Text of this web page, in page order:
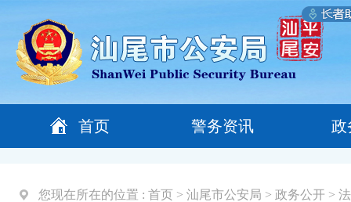
首页 警务资讯 政
您现在所在的位置 : 首页 > 汕尾市公安局 > 政务公开 >